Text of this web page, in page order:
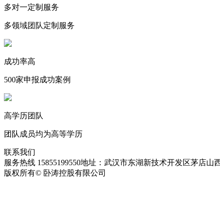
多对一定制服务
多领域团队定制服务
成功率高
500家申报成功案例
高学历团队
团队成员均为高等学历
联系我们
服务热线 15855199550地址：武汉市东湖新技术开发区茅店山
版权所有© 卧涛控股有限公司